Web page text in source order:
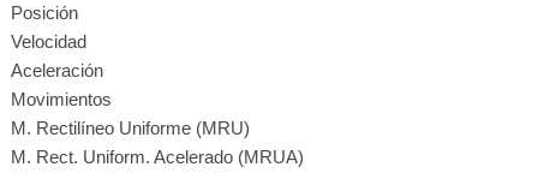
Posición
Velocidad
Aceleración
Movimientos
M. Rectilíneo Uniforme (MRU)
M. Rect. Uniform. Acelerado (MRUA)